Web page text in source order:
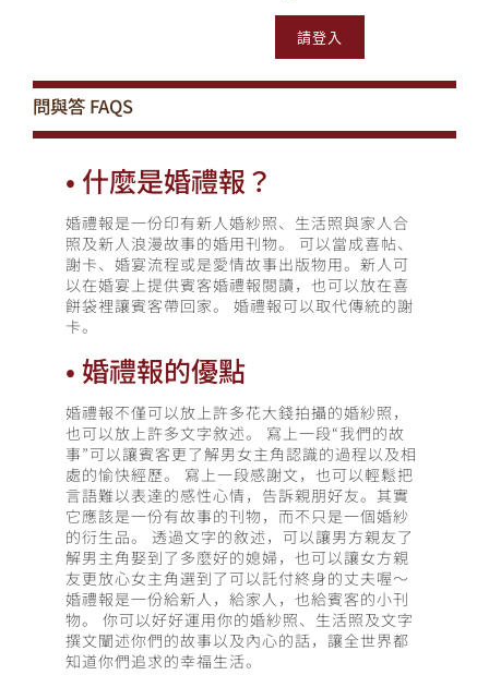
請登入
問與答 FAQS
• 什麼是婚禮報？
婚禮報是一份印有新人婚紗照、生活照與家人合
照及新人浪漫故事的婚用刊物。 可以當成喜帖、
謝卡、婚宴流程或是愛情故事出版物用。新人可
以在婚宴上提供賓客婚禮報閱讀，也可以放在喜
餅袋裡讓賓客帶回家。 婚禮報可以取代傳統的謝
卡。
• 婚禮報的優點
婚禮報不僅可以放上許多花大錢拍攝的婚紗照，
也可以放上許多文字敘述。 寫上一段“我們的故
事”可以讓賓客更了解男女主角認識的過程以及相
處的愉快經歷。 寫上一段感謝文，也可以輕鬆把
言語難以表達的感性心情，告訴親朋好友。其實
它應該是一份有故事的刊物，而不只是一個婚紗
的衍生品。 透過文字的敘述，可以讓男方親友了
解男主角娶到了多麼好的媳婦，也可以讓女方親
友更放心女主角選到了可以託付終身的丈夫喔～
婚禮報是一份給新人，給家人，也給賓客的小刊
物。 你可以好好運用你的婚紗照、生活照及文字
撰文闡述你們的故事以及內心的話，讓全世界都
知道你們追求的幸福生活。